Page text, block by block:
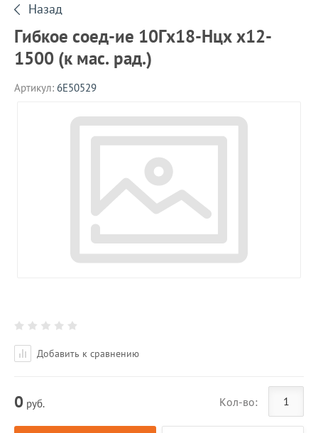
Назад
Гибкое соед-ие 10Гх18-Нцх х12-
1500 (к мас. рад.)
Артикул: 6E50529
Добавить к сравнению
0 руб. Кол-во: